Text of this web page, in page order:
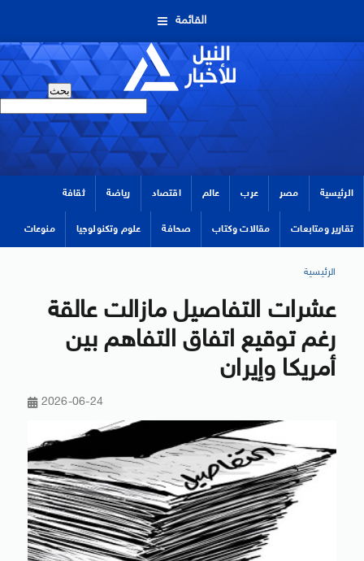
القائمة
الرئيسية مصر عرب عالم اقتصاد رياضة ثقافة
تقارير ومتابعات مقالات وكتاب صحافة علوم وتكنولوجيا منوعات
الرئيسية
عشرات التفاصيل مازالت عالقة
رغم توقيع اتفاق التفاهم بين
أمريكا وإيران
2026-06-24